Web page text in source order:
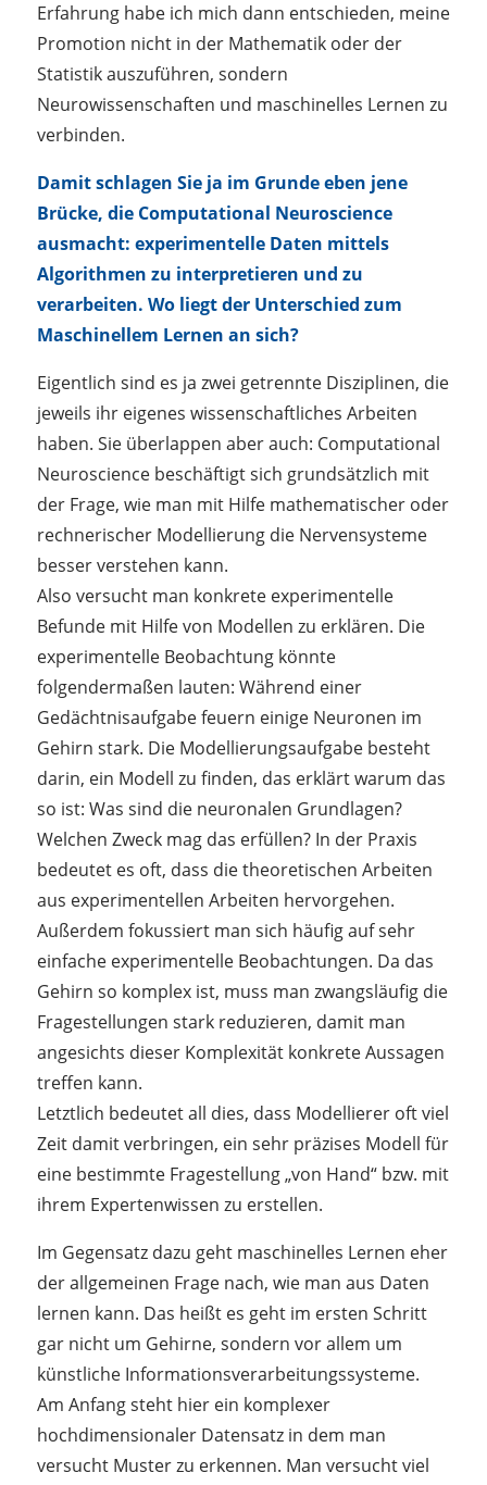
Erfahrung habe ich mich dann entschieden, meine
Promotion nicht in der Mathematik oder der
Statistik auszuführen, sondern
Neurowissenschaften und maschinelles Lernen zu
verbinden.
Damit schlagen Sie ja im Grunde eben jene
Brücke, die Computational Neuroscience
ausmacht: experimentelle Daten mittels
Algorithmen zu interpretieren und zu
verarbeiten. Wo liegt der Unterschied zum
Maschinellem Lernen an sich?
Eigentlich sind es ja zwei getrennte Disziplinen, die
jeweils ihr eigenes wissenschaftliches Arbeiten
haben. Sie überlappen aber auch: Computational
Neuroscience beschäftigt sich grundsätzlich mit
der Frage, wie man mit Hilfe mathematischer oder
rechnerischer Modellierung die Nervensysteme
besser verstehen kann.
Also versucht man konkrete experimentelle
Befunde mit Hilfe von Modellen zu erklären. Die
experimentelle Beobachtung könnte
folgendermaßen lauten: Während einer
Gedächtnisaufgabe feuern einige Neuronen im
Gehirn stark. Die Modellierungsaufgabe besteht
darin, ein Modell zu finden, das erklärt warum das
so ist: Was sind die neuronalen Grundlagen?
Welchen Zweck mag das erfüllen? In der Praxis
bedeutet es oft, dass die theoretischen Arbeiten
aus experimentellen Arbeiten hervorgehen.
Außerdem fokussiert man sich häufig auf sehr
einfache experimentelle Beobachtungen. Da das
Gehirn so komplex ist, muss man zwangsläufig die
Fragestellungen stark reduzieren, damit man
angesichts dieser Komplexität konkrete Aussagen
treffen kann.
Letztlich bedeutet all dies, dass Modellierer oft viel
Zeit damit verbringen, ein sehr präzises Modell für
eine bestimmte Fragestellung „von Hand“ bzw. mit
ihrem Expertenwissen zu erstellen.
Im Gegensatz dazu geht maschinelles Lernen eher
der allgemeinen Frage nach, wie man aus Daten
lernen kann. Das heißt es geht im ersten Schritt
gar nicht um Gehirne, sondern vor allem um
künstliche Informationsverarbeitungssysteme.
Am Anfang steht hier ein komplexer
hochdimensionaler Datensatz in dem man
versucht Muster zu erkennen. Man versucht viel